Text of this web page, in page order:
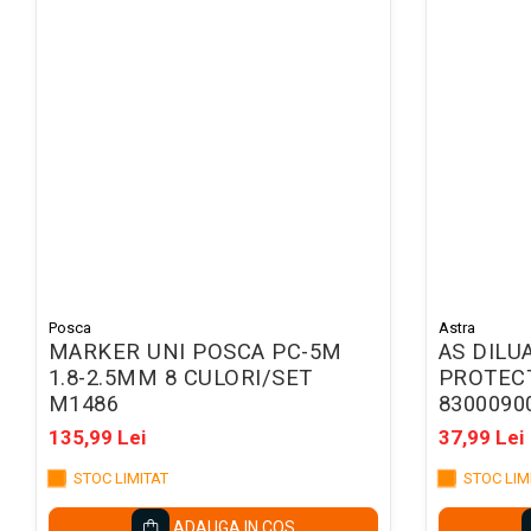
ARTICOLE DE BIROU
Suporturi instrumente de scris
Suporturi verticale pentru
documente
Tavite pentru documente
Benzi adezive si dispensere
Posca
MARKER UNI POSCA PC-5M
1.8-2.5MM 8 CULORI/SET
M1486
135,99 Lei
STOC LIMITAT
Astra
AS
37,99 Lei
STOC